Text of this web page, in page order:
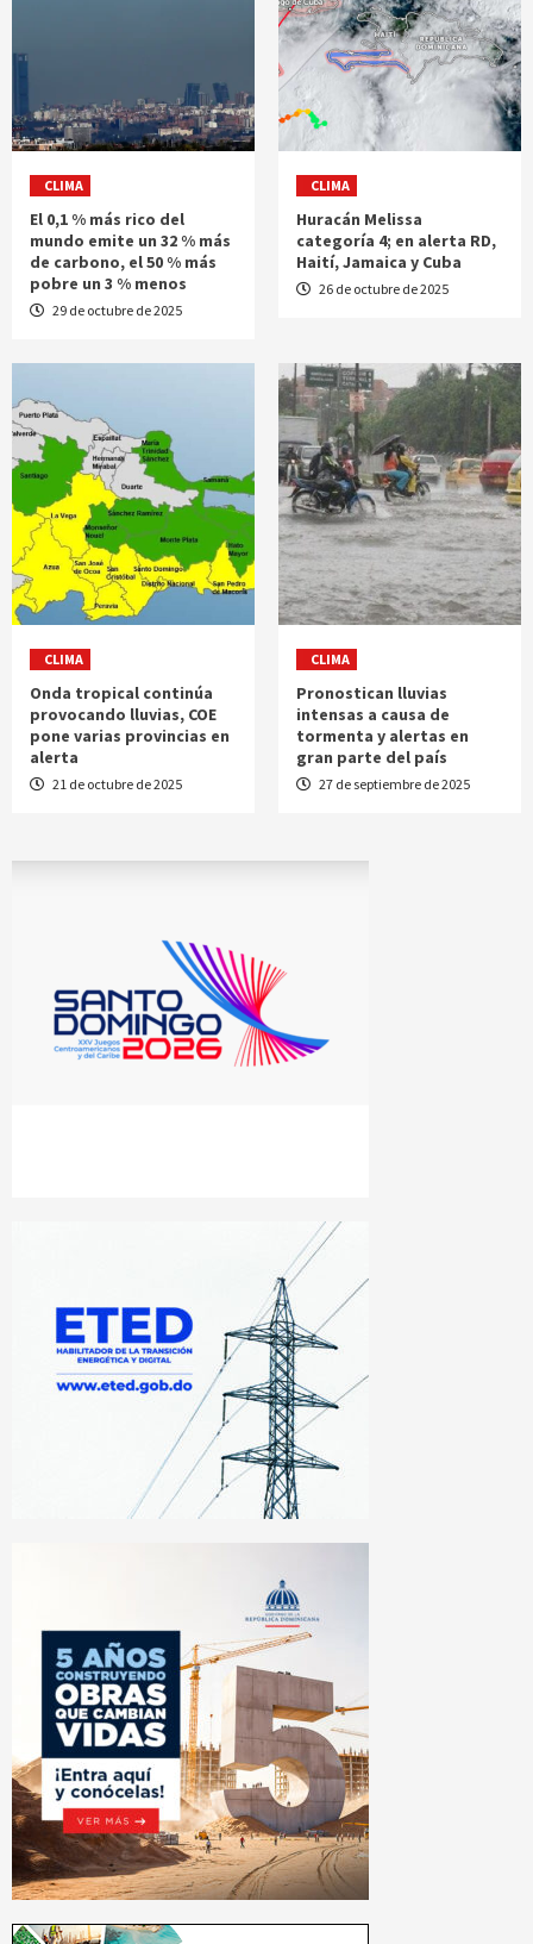
CLIMA
El 0,1 % más rico del
mundo emite un 32 % más
de carbono, el 50 % más
pobre un 3 % menos
29 de octubre de 2025
CLIMA
Huracán Melissa
categoría 4; en alerta RD,
Haití, Jamaica y Cuba
26 de octubre de 2025
CLIMA
Onda tropical continúa
provocando lluvias, COE
pone varias provincias en
alerta
21 de octubre de 2025
CLIMA
Pronostican lluvias
intensas a causa de
tormenta y alertas en
gran parte del país
27 de septiembre de 2025